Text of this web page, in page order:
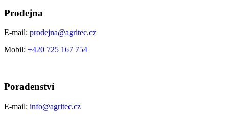
Prodejna
E-mail: prodejna@agritec.cz
Mobil: +420 725 167 754
Poradenství
E-mail: info@agritec.cz